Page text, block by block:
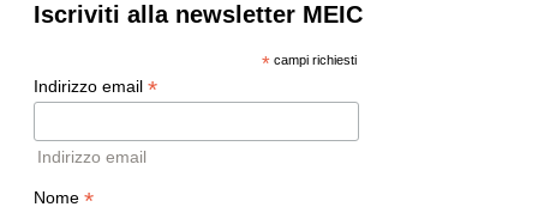
Iscriviti alla newsletter MEIC
*campi richiesti
Indirizzo email *
Indirizzo email
Nome *